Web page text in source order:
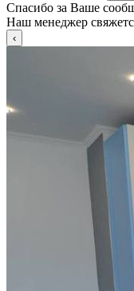
Спасибо за Ваше
Наш менеджер